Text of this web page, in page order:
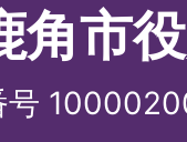
角市
号